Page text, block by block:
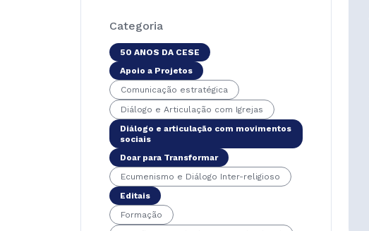
Categoria
50 ANOS DA CESE
Apoio a Projetos
Comunicação estratégica
Diálogo e Articulação com Igrejas
Diálogo e articulação com movimentos
sociais
Doar para Transformar
Ecumenismo e Diálogo Inter-religioso
Editais
Formação